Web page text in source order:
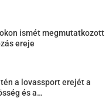
ismét megmutatkozott
ereje
a lovassport erejét a
és a…